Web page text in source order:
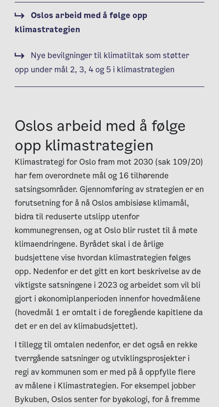
Oslos arbeid med å følge opp
klimastrategien
Nye bevilgninger til klimatiltak som støtter
opp under mål 2, 3, 4 og 5 i klimastrategien
Oslos arbeid med å følge
opp klimastrategien
Klimastrategi for Oslo fram mot 2030 (sak 109/20)
har fem overordnete mål og 16 tilhørende
satsingsområder. Gjennomføring av strategien er en
forutsetning for å nå Oslos ambisiøse klimamål,
bidra til reduserte utslipp utenfor
kommunegrensen, og at Oslo blir rustet til å møte
klimaendringene. Byrådet skal i de årlige
budsjettene vise hvordan klimastrategien følges
opp. Nedenfor er det gitt en kort beskrivelse av de
viktigste satsningene i 2023 og arbeidet som vil bli
gjort i økonomiplanperioden innenfor hovedmålene
(hovedmål 1 er omtalt i de foregående kapitlene da
det er en del av klimabudsjettet).
I tillegg til omtalen nedenfor, er det også en rekke
tverrgående satsninger og utviklingsprosjekter i
regi av kommunen som er med på å oppfylle flere
av målene i Klimastrategien. For eksempel jobber
Bykuben, Oslos senter for byøkologi, for å fremme